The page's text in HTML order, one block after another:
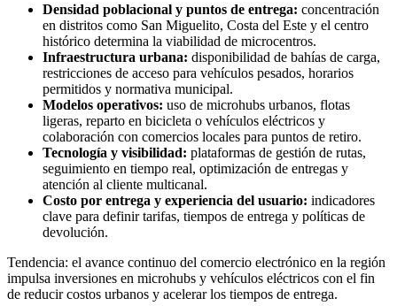
Densidad poblacional y puntos de entrega: concentración
en distritos como San Miguelito, Costa del Este y el centro
histórico determina la viabilidad de microcentros.
Infraestructura urbana: disponibilidad de bahías de carga,
restricciones de acceso para vehículos pesados, horarios
permitidos y normativa municipal.
Modelos operativos: uso de microhubs urbanos, flotas
ligeras, reparto en bicicleta o vehículos eléctricos y
colaboración con comercios locales para puntos de retiro.
Tecnología y visibilidad: plataformas de gestión de rutas,
seguimiento en tiempo real, optimización de entregas y
atención al cliente multicanal.
Costo por entrega y experiencia del usuario: indicadores
clave para definir tarifas, tiempos de entrega y políticas de
devolución.
Tendencia: el avance continuo del comercio electrónico en la región
impulsa inversiones en microhubs y vehículos eléctricos con el fin
de reducir costos urbanos y acelerar los tiempos de entrega.